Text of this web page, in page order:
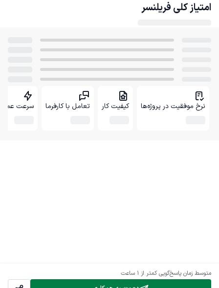
متوسط زمان پاسخ‌گویی کمتر از 1 ساعت
امتیاز کلی فریلنسر
نرخ موفقیت در پروژه‌ها کیفیت کار تعامل با کارفرما سرعت عمل